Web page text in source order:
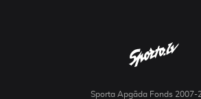
Sporta Apgāda Fonds 2007-